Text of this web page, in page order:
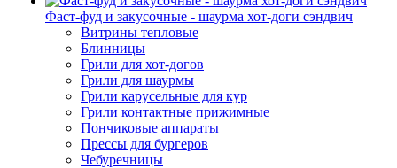
Фаст-фуд и закусочные - шаурма хот-доги сэндвич
Витрины тепловые
Блинницы
Грили для хот-догов
Грили для шаурмы
Грили карусельные для кур
Грили контактные прижимные
Пончиковые аппараты
Прессы для бургеров
Чебуречницы